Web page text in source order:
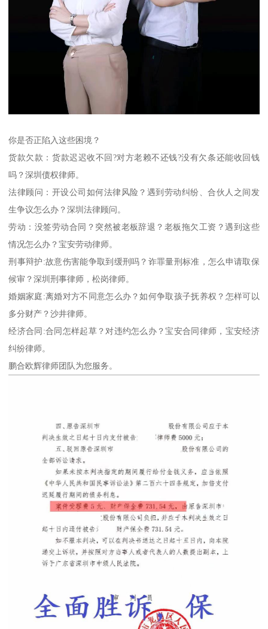
你是否正陷入这些困境？
货款欠款：货款迟迟收不回?对方老赖不还钱?没有欠条还能收回钱
吗？深圳债权律师。
法律顾问：开设公司如何法律风险？遇到劳动纠纷、合伙人之间发
生争议怎么办？深圳法律顾问。
劳动：没签劳动合同？突然被老板辞退？老板拖欠工资？遇到这些
情况怎么办？宝安劳动律师。
刑事辩护:故意伤害能争取到缓刑吗？诈罪量刑标准，怎么申请取保
候审？深圳刑事律师，松岗律师。
婚姻家庭:离婚对方不同意怎么办？如何争取孩子抚养权？怎样可以
多分财产？沙井律师。
经济合同:合同怎样起草？对违约怎么办？宝安合同律师，宝安经济
纠纷律师。
鹏合欧辉律师团队为您服务。